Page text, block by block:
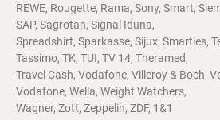
REWE, Rougette, Rama, Sony, Smart,
SAP, Sagrotan, Signal Iduna,
Spreadshirt, Sparkasse, Sijux, Smarties,
Tassimo, TK, TUI, TV 14, Theramed,
Travel Cash, Vodafone, Villeroy & Boch,
Vodafone, Wella, Weight Watchers,
Wagner, Zott, Zeppelin, ZDF, 1&1